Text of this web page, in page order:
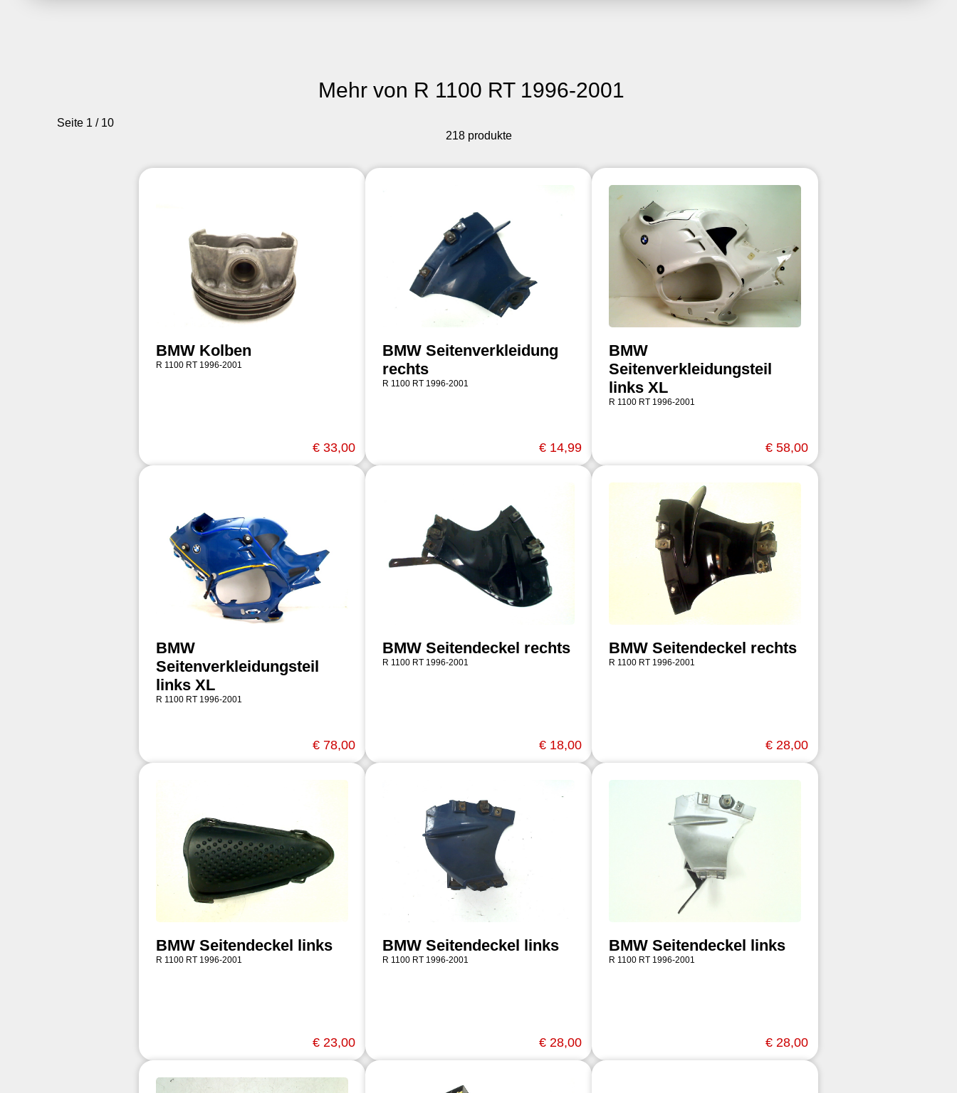
Mehr von R 1100 RT 1996-2001
Seite 1 / 10
218 produkte
BMW Kolben
R 1100 RT 1996-2001
€ 33,00
BMW Seitenverkleidung
rechts
R 1100 RT 1996-2001
€ 14,99
BMW
Seitenverkleidungsteil
links XL
R 1100 RT 1996-2001
€ 58,00
BMW
Seitenverkleidungsteil
links XL
R 1100 RT 1996-2001
€ 78,00
BMW Seitendeckel rechts
R 1100 RT 1996-2001
€ 18,00
BMW Seitendeckel rechts
R 1100 RT 1996-2001
€ 28,00
BMW Seitendeckel links
R 1100 RT 1996-2001
€ 23,00
BMW Seitendeckel links
R 1100 RT 1996-2001
€ 28,00
BMW Seitendeckel links
R 1100 RT 1996-2001
€ 28,00